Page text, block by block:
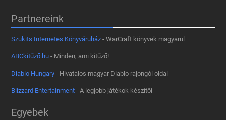
Partnereink
Szukits Internetes Könyváruház - WarCraft könyvek magyarul
ABCkitűző.hu - Minden, ami kitűző!
Diablo Hungary - Hivatalos magyar Diablo rajongói oldal
Blizzard Entertainment - A legjobb játékok készítői
Egyebek